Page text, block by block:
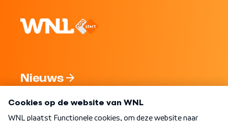
Nieuws